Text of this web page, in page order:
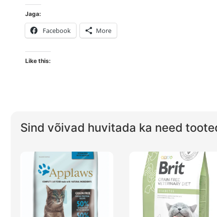
Jaga:
Facebook More
Like this:
Sind võivad huvitada ka need